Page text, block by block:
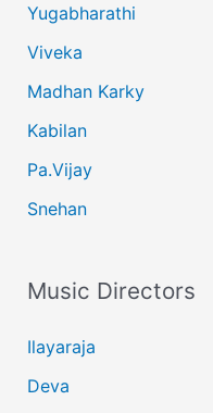
Yugabharathi
Viveka
Madhan Karky
Kabilan
Pa.Vijay
Snehan
Music Directors
Ilayaraja
Deva